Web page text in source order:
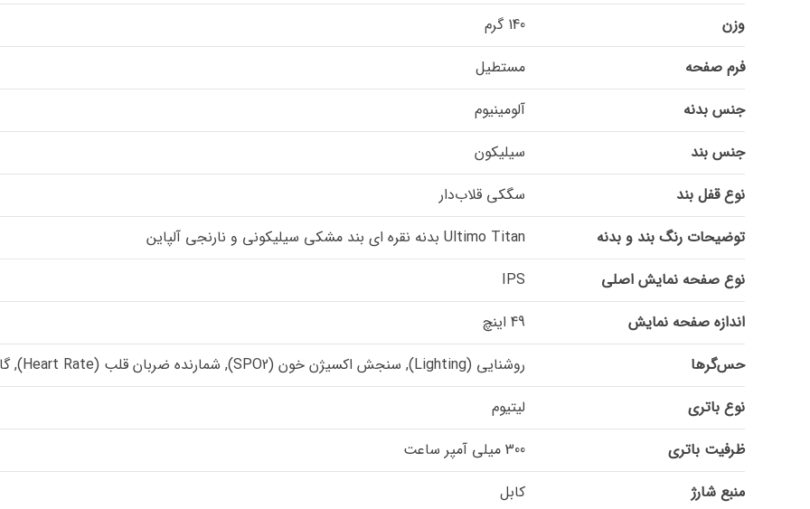
وزن
140 گرم
فرم صفحه
مستطیل
جنس بدنه
آلومینیوم
جنس بند
سیلیکون
نوع قفل بند
سگکی قلاب‌دار
توضیحات رنگ بند و بدنه
Ultimo Titan بدنه نقره ای بند مشکی سیلیکونی و نارنجی آلپاین
نوع صفحه نمایش اصلی
IPS
اندازه صفحه نمایش
49 اینچ
حس‌گرها
روشنایی (Lighting), سنجش اکسیژن خون (SPO2), شمارنده ضربان قلب (Heart Rate), گام شمار
نوع باتری
لیتیوم
ظرفیت باتری
300 میلی آمپر ساعت
منبع شارژ
کابل